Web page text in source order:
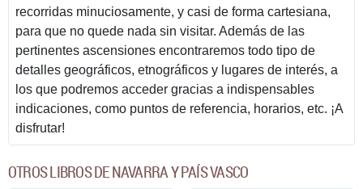
recorridas minuciosamente, y casi de forma cartesiana,
para que no quede nada sin visitar. Además de las
pertinentes ascensiones encontraremos todo tipo de
detalles geográficos, etnográficos y lugares de interés, a
los que podremos acceder gracias a indispensables
indicaciones, como puntos de referencia, horarios, etc. ¡A
disfrutar!
OTROS LIBROS DE NAVARRA Y PAÍS VASCO